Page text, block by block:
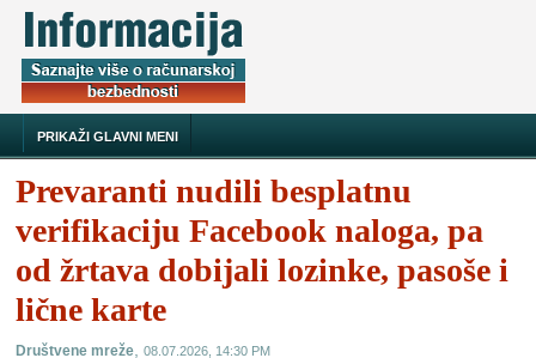
PRIKAŽI GLAVNI MENI
Prevaranti nudili besplatnu
verifikaciju Facebook naloga, pa
od žrtava dobijali lozinke, pasoše i
lične karte
Društvene mreže,08.07.2026, 14:30 PM